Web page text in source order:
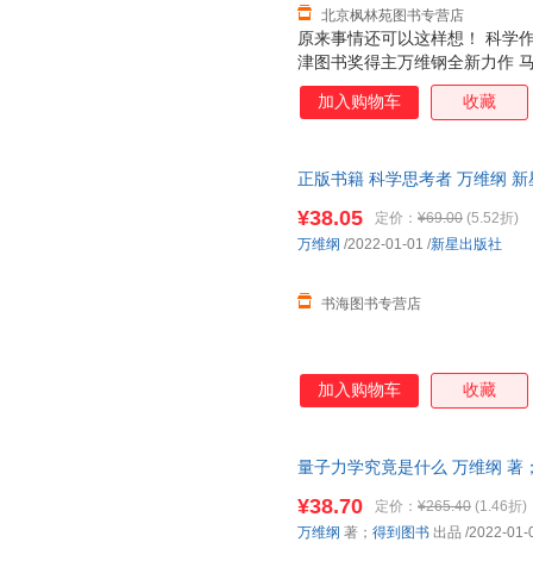
原来事情还可以这样想！ 科学
津图书奖得主万维钢全新力作
这部书稿之前，我从不知道，
多岁的阿姨相信靳东在和自己
会平白无故地发生在你身上。
物都是从别处移动过来，或者
就得少一个；你用了，别人就
北京枫林苑图书专营店
加入购物车 收藏
正版书籍 科学思考者 万维纲
¥38.05 定价： ¥69.00 (5.52折)
书海图书专营店
万维纲 /2022-01-01 /新星出版社
加入购物车 收藏
量子力学究竟是什么 万维纲 著
¥38.70 定价： ¥265.40 (1.46折)
万维纲 著； 得到图书 出品 /2022-01-